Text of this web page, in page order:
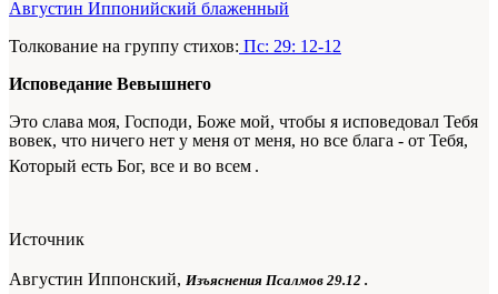
Августин Иппонийский блаженный
Толкование на группу стихов: Пс: 29: 12-12
Исповедание Вевышнего
Это слава моя, Господи, Боже мой, что­бы я исповедовал Тебя
вовек, что ничего нет у меня от меня, но все блага - от Тебя,
Который есть Бог, все и во всем .
Источник
Августин Иппонский, Изъяснения Псалмов 29.12 .